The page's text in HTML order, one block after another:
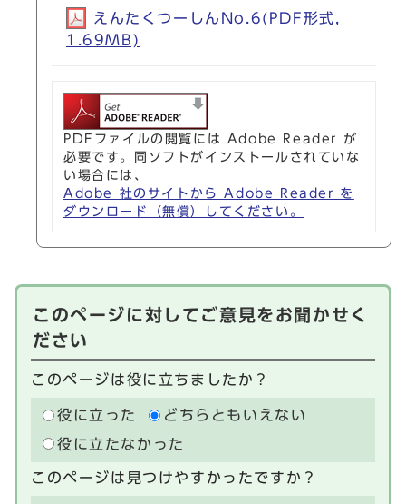
えんたくつーしんNo.6(PDF形式,
1.69MB)
PDFファイルの閲覧には Adobe Reader が
必要です。同ソフトがインストールされていな
い場合には、
Adobe 社のサイトから Adobe Reader を
ダウンロード（無償）してください。
このページに対してご意見をお聞かせく
ださい
このページは役に立ちましたか？
役に立った
どちらともいえない
役に立たなかった
このページは見つけやすかったですか？